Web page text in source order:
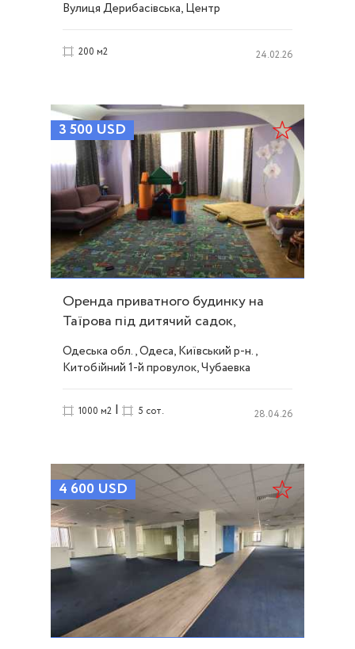
Вулиця Дерибасівська, Центр
200 м2 24.02.26
3 500 USD
Оренда приватного будинку на
Таїрова під дитячий садок,
реабілітаційний центр ID 27454
Одеська обл., Одеса, Київський р-н.,
Китобійний 1-й провулок, Чубаевка
1000 м2 | 5 сот. 28.04.26
4 600 USD